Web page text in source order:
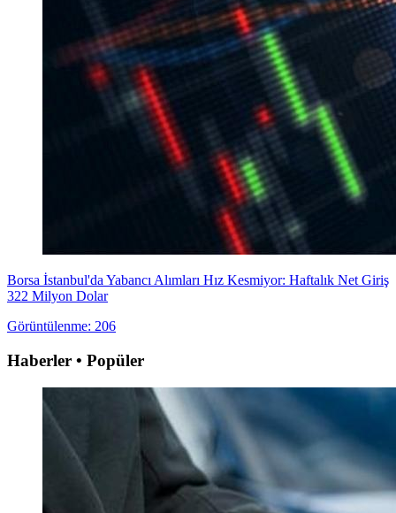
Borsa İstanbul'da Yabancı Alımları Hız Kesmiyor: Haftalık Net Giriş
322 Milyon Dolar
Görüntülenme: 206
Haberler • Popüler